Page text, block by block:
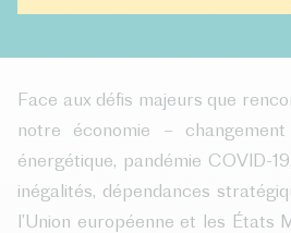
Face aux défis majeurs que
notre économie –
énergétique, pandémie COVID-
inégalités, dépendances
l’Union européenne et les États